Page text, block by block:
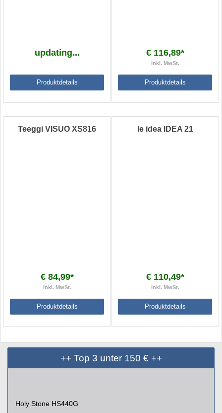
updating...
Produktdetails
€ 116,89*
inkl. MwSt.
Produktdetails
Teeggi VISUO XS816
€ 84,99*
inkl. MwSt.
Produktdetails
le idea IDEA 21
€ 110,49*
inkl. MwSt.
Produktdetails
++ Top 3 unter 150 € ++
Holy Stone HS440G